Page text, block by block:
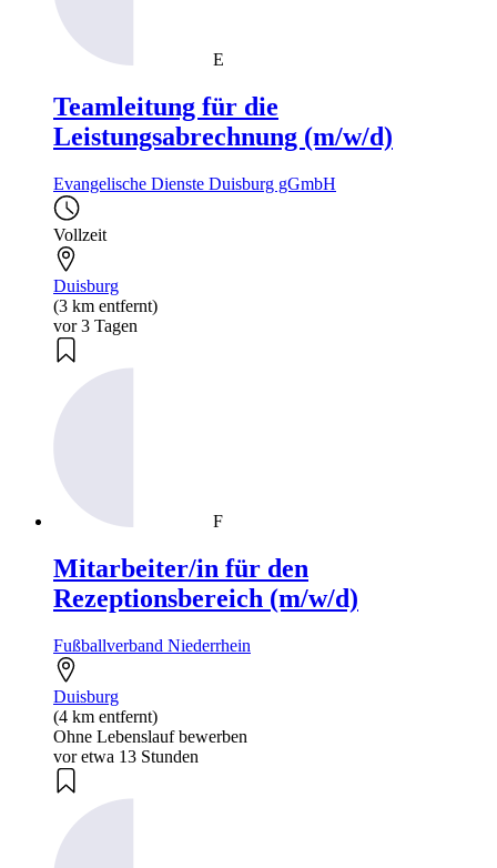
E
Teamleitung für die
Leistungsabrechnung (m/w/d)
Evangelische Dienste Duisburg gGmbH
Vollzeit
Duisburg
(3 km entfernt)
vor 3 Tagen
F
Mitarbeiter/in für den
Rezeptionsbereich (m/w/d)
Fußballverband Niederrhein
Duisburg
(4 km entfernt)
Ohne Lebenslauf bewerben
vor etwa 13 Stunden